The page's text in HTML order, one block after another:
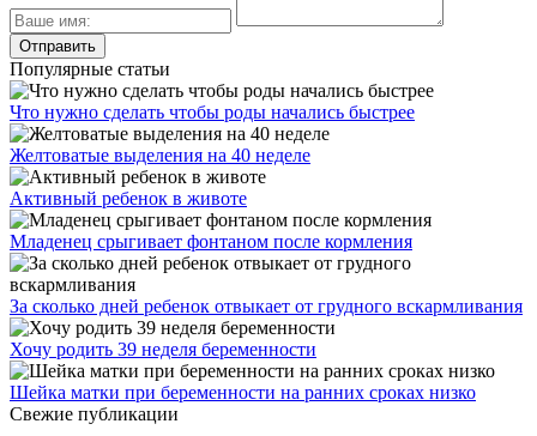
Популярные статьи
Что нужно сделать чтобы роды начались быстрее
Желтоватые выделения на 40 неделе
Активный ребенок в животе
Младенец срыгивает фонтаном после кормления
За сколько дней ребенок отвыкает от грудного вскармливания
Хочу родить 39 неделя беременности
Шейка матки при беременности на ранних сроках низко
Свежие публикации